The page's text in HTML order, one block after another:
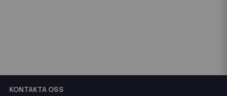
KONTAKTA OSS